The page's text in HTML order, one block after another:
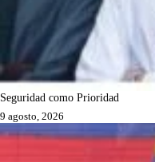
Seguridad como Prioridad
9 agosto, 2026